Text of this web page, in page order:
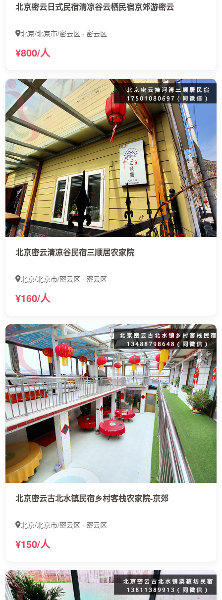
北京密云日式民宿清凉谷云栖民宿京郊游密云
北京/北京市/密云区 · 密云区
¥800/人
北京密云清凉谷民宿三顺居农家院
北京/北京市/密云区 · 密云区
¥160/人
北京密云古北水镇民宿乡村客栈农家院-京郊
北京/北京市/密云区 · 密云区
¥150/人